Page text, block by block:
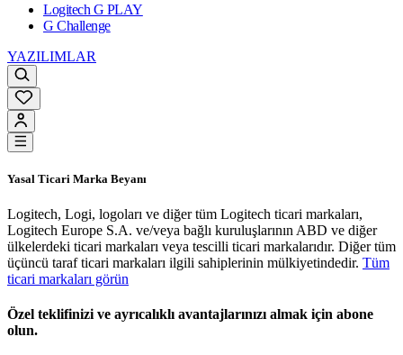
Logitech G PLAY
G Challenge
YAZILIMLAR
Yasal Ticari Marka Beyanı
Logitech, Logi, logoları ve diğer tüm Logitech ticari markaları,
Logitech Europe S.A. ve/veya bağlı kuruluşlarının ABD ve diğer
ülkelerdeki ticari markaları veya tescilli ticari markalarıdır. Diğer tüm
üçüncü taraf ticari markaları ilgili sahiplerinin mülkiyetindedir. Tüm
ticari markaları görün
Özel teklifinizi ve ayrıcalıklı avantajlarınızı almak için abone
olun.